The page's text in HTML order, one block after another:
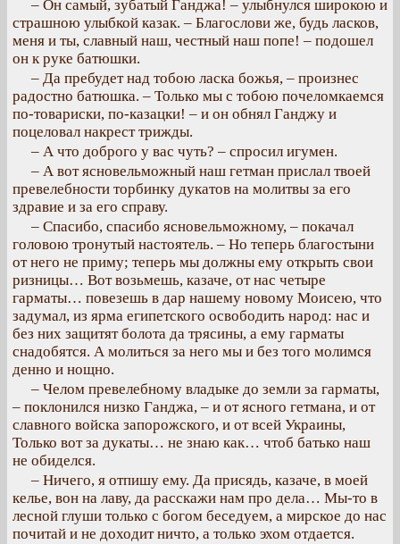
– Он самый, зубатый Ганджа! – улыбнулся широкою и
страшною улыбкой казак. – Благослови же, будь ласков,
меня и ты, славный наш, честный наш попе! – подошел
он к руке батюшки.
– Да пребудет над тобою ласка божья, – произнес
радостно батюшка. – Только мы с тобою почеломкаемся
по-товариски, по-казацки! – и он обнял Ганджу и
поцеловал накрест трижды.
– А что доброго у вас чуть? – спросил игумен.
– А вот ясновельможный наш гетман прислал твоей
превелебности торбинку дукатов на молитвы за его
здравие и за его справу.
– Спасибо, спасибо ясновельможному, – покачал
головою тронутый настоятель. – Но теперь благостыни
от него не приму; теперь мы должны ему открыть свои
ризницы… Вот возьмешь, казаче, от нас четыре
гарматы… повезешь в дар нашему новому Моисею, что
задумал, из ярма египетского освободить народ: нас и
без них защитят болота да трясины, а ему гарматы
снадобятся. А молиться за него мы и без того молимся
денно и нощно.
– Челом превелебному владыке до земли за гарматы,
– поклонился низко Ганджа, – и от ясного гетмана, и от
славного войска запорожского, и от всей Украины,
Только вот за дукаты… не знаю как… чтоб батько наш
не обиделся.
– Ничего, я отпишу ему. Да присядь, казаче, в моей
келье, вон на лаву, да расскажи нам про дела… Мы-то в
лесной глуши только с богом беседуем, а мирское до нас
почитай и не доходит ничто, а только эхом отдается.